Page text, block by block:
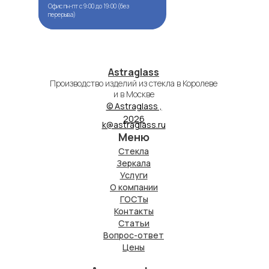
Офис пн-пт с 9:00 до 19:00 (без
перерыва)
Офис пн-пт с 9:00 до 19:00 (без
перерыва)
k@astraglass.ru
© Astraglass ,
2026
Astraglass
Производство изделий из стекла в Королеве
и в Москве
Меню
Стекла
Услуги
О компании
Контакты
Зеркала
Статьи
Цены
Вопрос-ответ
ГОСТы